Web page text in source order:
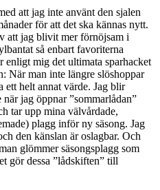
att jag inte använt den sjalen
för att det ska kännas nytt.
att jag blivit mer förnöjsam i
så enbart favoriterna
enligt mig det ultimata sparhacket
När man inte längre slöshoppar
ett helt annat värde. Jag blir
jag öppnar ”sommarlådan”
tar upp mina välvårdade,
plagg inför ny säsong. Jag
den känslan är oslagbar. Och
glömmer säsongsplagg som
gör dessa ”lådskiften” till